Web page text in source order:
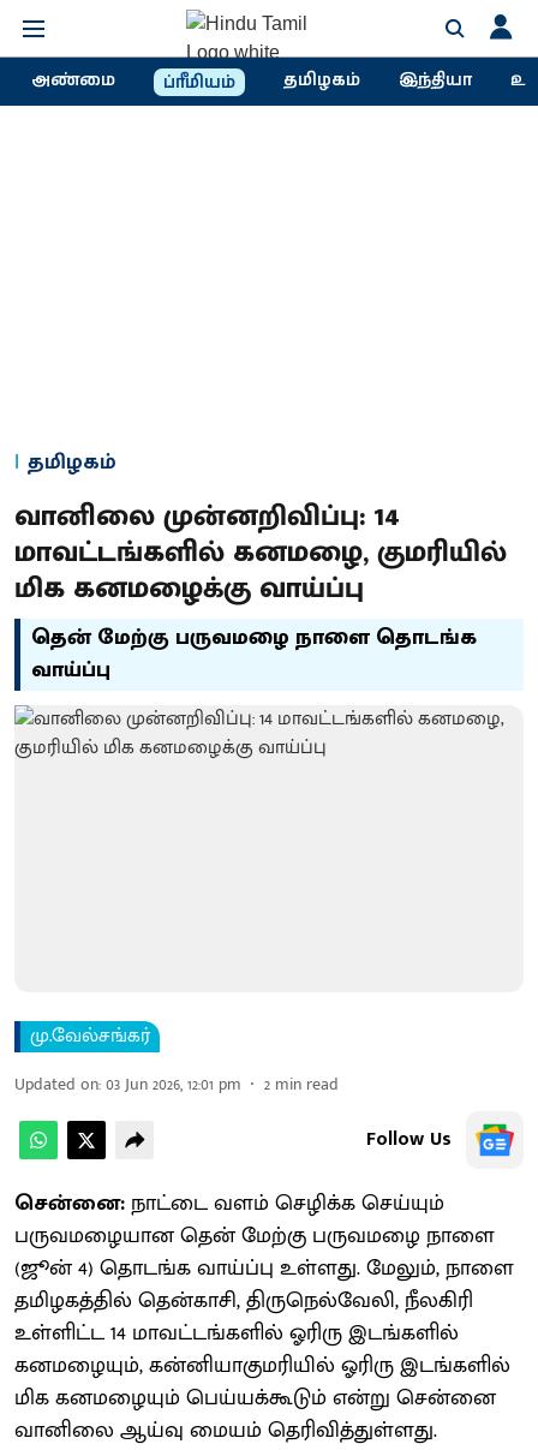
அண்மை ப்ரீமியம் தமிழகம் இந்தியா
தமிழகம்
வானிலை முன்னறிவிப்பு: 14
மாவட்டங்களில் கனமழை, குமரியில்
மிக கனமழைக்கு வாய்ப்பு
தென் மேற்கு பருவமழை நாளை தொடங்க
வாய்ப்பு
மு.வேல்சங்கர்
Updated on:03 Jun 2026, 12:01 pm 2 min read
Follow Us
சென்னை:நாட்டை வளம் செழிக்க செய்யும்
பருவமழையான தென் மேற்கு பருவமழை நாளை
(ஜூன் 4) தொடங்க வாய்ப்பு உள்ளது. மேலும், நாளை
தமிழகத்தில் தென்காசி, திருநெல்வேலி, நீலகிரி
உள்ளிட்ட 14 மாவட்டங்களில் ஓரிரு இடங்களில்
கனமழையும், கன்னியாகுமரியில் ஓரிரு இடங்களில்
மிக கனமழையும் பெய்யக்கூடும் என்று சென்னை
வானிலை ஆய்வு மையம் தெரிவித்துள்ளது.